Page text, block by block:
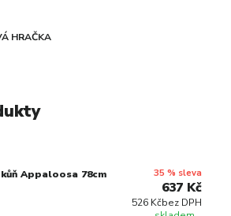
HRAČKA
Appaloosa 78cm 35 % sleva
637 Kč
526 Kčbez DPH